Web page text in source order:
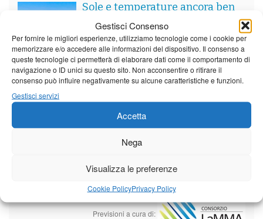
Gestisci Consenso
Per fornire le migliori esperienze, utilizziamo tecnologie come i cookie per
memorizzare e/o accedere alle informazioni del dispositivo. Il consenso a
queste tecnologie ci permetterà di elaborare dati come il comportamento di
navigazione o ID unici su questo sito. Non acconsentire o ritirare il
consenso può influire negativamente su alcune caratteristiche e funzioni.
Gestisci servizi
Accetta
Nega
Visualizza le preferenze
Cookie PolicyPrivacy Policy
Sole e temperature ancora ben
al di sopra delle medie stagionali
Leggi tutto…
Venerdì Sabato Domenica
Borgo a Mozzano
|34°C
Previsioni a cura di: